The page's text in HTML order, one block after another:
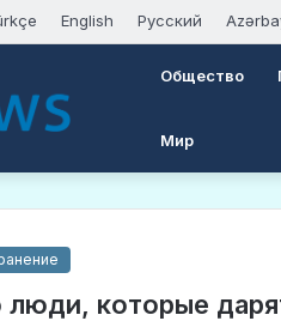
English Русский
Общество
Мир
которые